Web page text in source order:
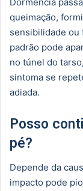
queimação,
sensibilidade ou
padrão pode
no túnel do
sintoma se
adiada.
Posso
pé?
Depende da
impacto pode